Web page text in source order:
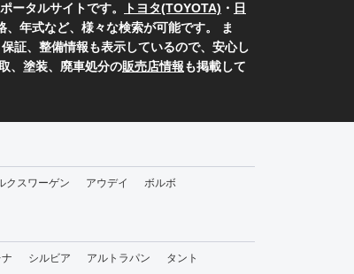
ータルサイトです。 トヨタ(TOYOTA) ・ 日
、年式など、様々な検索が可能です。 ま
証、整備情報も表示しているので、安心し
、塗装、廃車処分の販売店情報も掲載して
クスワーゲン アウデイ ボルボ
シルビア アルトラパン
タント